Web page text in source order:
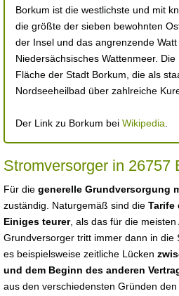
Borkum ist die westlichste und mit
die größte der sieben bewohnten
der Insel und das angrenzende
Niedersächsisches Wattenmeer.
Fläche der Stadt Borkum, die als
Nordseeheilbad über zahlreiche
Der Link zu Borkum bei Wikipedia
Stromversorger in 26757
Für die generelle Grundversorgung
zuständig. Naturgemäß sind die Tarife
Einiges teurer, als das für die
Grundversorger tritt immer dann in die
es beispielsweise zeitliche Lücken
und dem Beginn des anderen
aus den verschiedensten Gründen